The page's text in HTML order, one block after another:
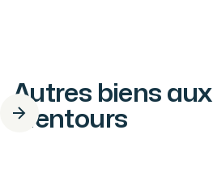
Autres biens aux
alentours